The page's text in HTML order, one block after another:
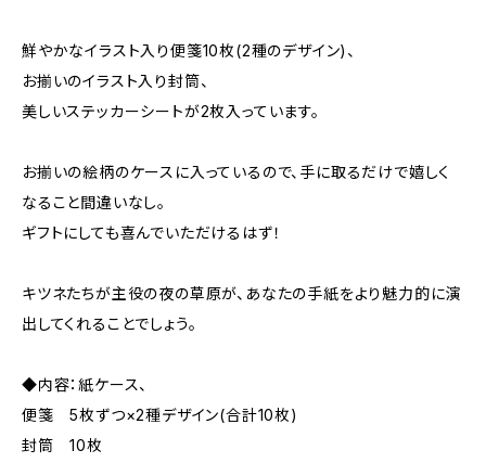
鮮やかなイラスト入り便箋10枚(2種のデザイン)、
お揃いのイラスト入り封筒、
美しいステッカーシートが2枚入っています。
お揃いの絵柄のケースに入っているので、手に取るだけで嬉しく
なること間違いなし。
ギフトにしても喜んでいただけるはず！
キツネたちが主役の夜の草原が、あなたの手紙をより魅力的に演
出してくれることでしょう。
◆内容：紙ケース、
便箋 5枚ずつ×2種デザイン(合計10枚)
封筒 10枚